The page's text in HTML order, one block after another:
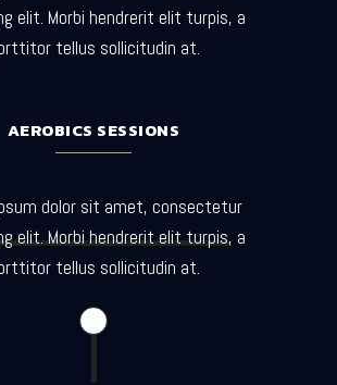
elit. Morbi hendrerit elit turpis, a
tellus sollicitudin at.
AEROBICS SESSIONS
dolor sit amet, consectetur
elit. Morbi hendrerit elit turpis, a
tellus sollicitudin at.